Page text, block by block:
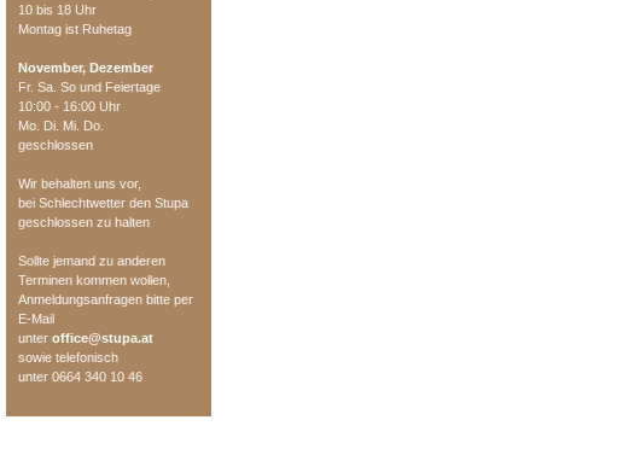
10 bis 18 Uhr
Montag ist Ruhetag
November, Dezember
Fr. Sa. So und Feiertage
10:00 - 16:00 Uhr
Mo. Di. Mi. Do.
geschlossen
Wir behalten uns vor,
bei Schlechtwetter den Stupa
geschlossen zu halten
Sollte jemand zu anderen
Terminen kommen wollen,
Anmeldungsanfragen bitte per
E-Mail
unter office@stupa.at
sowie telefonisch
unter 0664 340 10 46